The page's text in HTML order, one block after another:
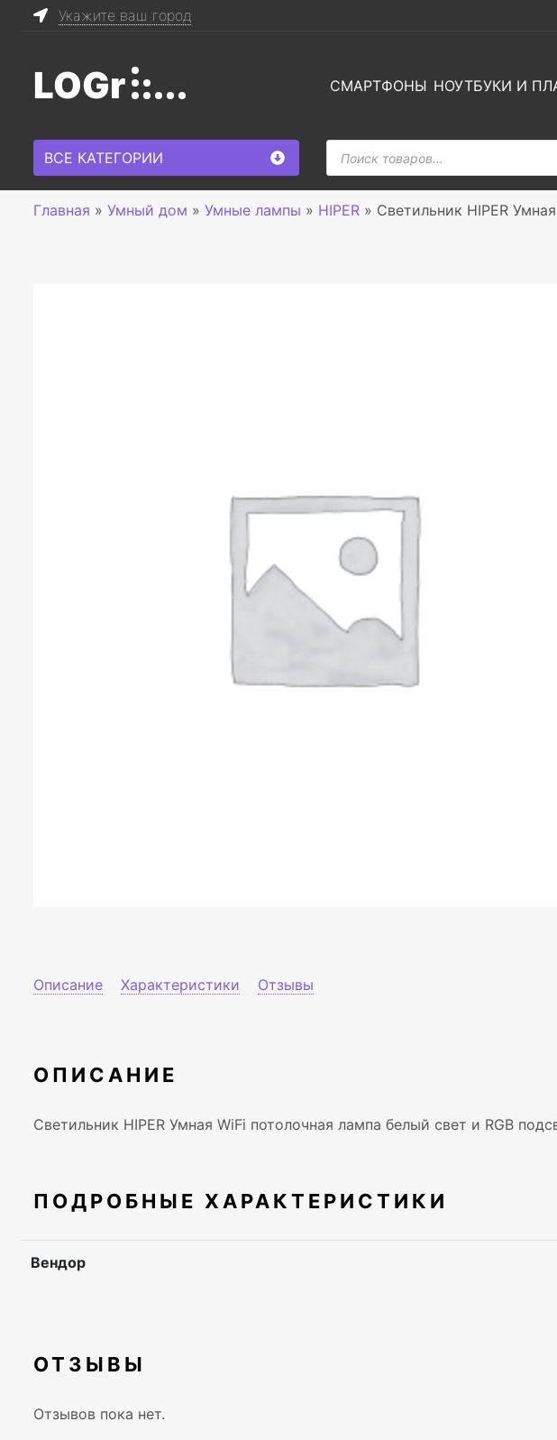
Укажите ваш город
LOGr СМАРТФОНЫ НОУТБУКИ И
ВСЕ КАТЕГОРИИ
Поиск
товаров
Главная » Умный дом » Умные лампы » HIPER » Светильник HIPER
Описание Характеристики Отзывы
ОПИСАНИЕ
Светильник HIPER Умная WiFi потолочная лампа белый свет и RGB
ПОДРОБНЫЕ ХАРАКТЕРИСТИКИ
Вендор
ОТЗЫВЫ
Отзывов пока нет.